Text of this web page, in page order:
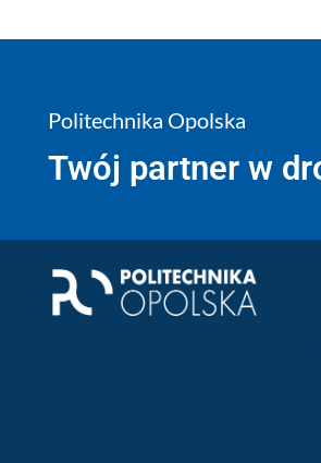
Politechnika Opolska
Twój partner w